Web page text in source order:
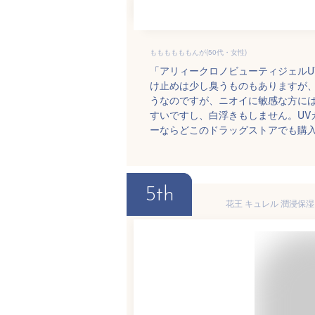
ももももももんが(50代・女性)
「アリィークロノビューティジェ
け止めは少し臭うものもありますが
うなのですが、ニオイに敏感な方に
すいですし、白浮きもしません。
ーならどこのドラッグストアでも購
5th 花王 キュレル 潤浸保